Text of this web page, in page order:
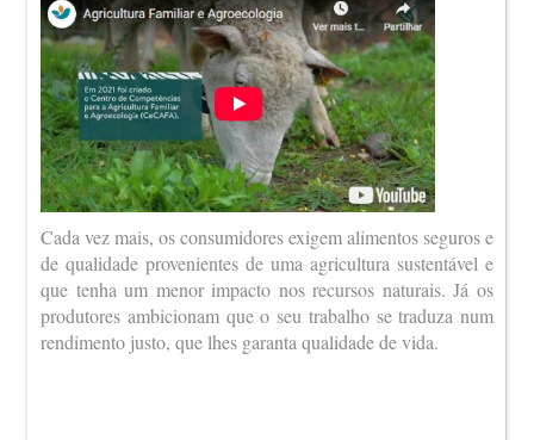
Cada vez mais, os consumidores exigem alimentos seguros e
de qualidade provenientes de uma agricultura sustentável e
que tenha um menor impacto nos recursos naturais. Já os
produtores ambicionam que o seu trabalho se traduza num
rendimento justo, que lhes garanta qualidade de vida.